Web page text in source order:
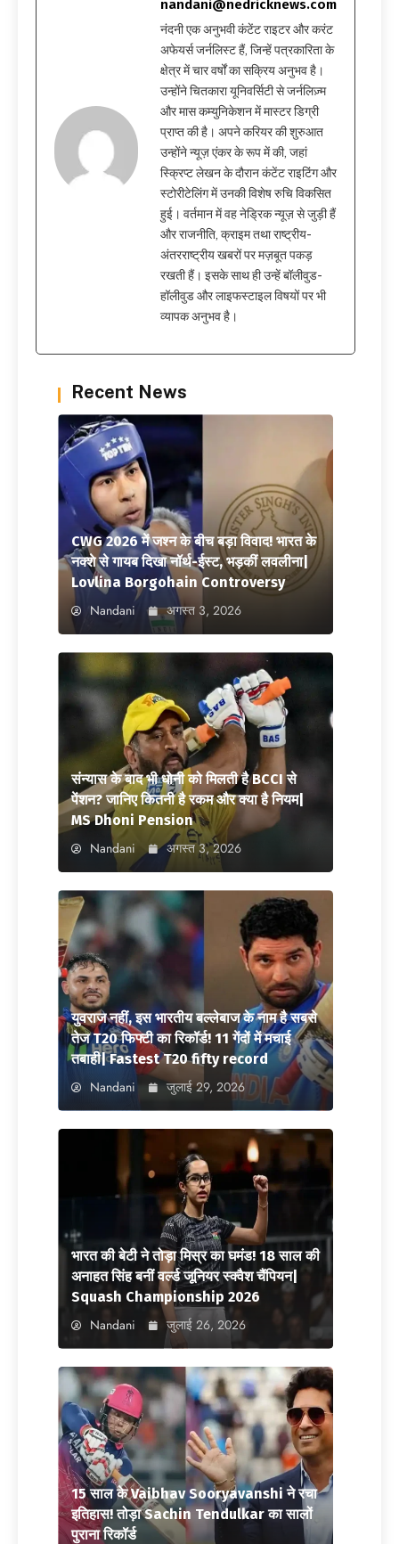
nandani@nedricknews.com
नंदनी एक अनुभवी कंटेंट राइटर और करंट
अफेयर्स जर्नलिस्ट हैं, जिन्हें पत्रकारिता के
क्षेत्र में चार वर्षों का सक्रिय अनुभव है।
उन्होंने चितकारा यूनिवर्सिटी से जर्नलिज़्म
और मास कम्युनिकेशन में मास्टर डिग्री
प्राप्त की है। अपने करियर की शुरुआत
उन्होंने न्यूज़ एंकर के रूप में की, जहां
स्क्रिप्ट लेखन के दौरान कंटेंट राइटिंग और
स्टोरीटेलिंग में उनकी विशेष रुचि विकसित
हुई। वर्तमान में वह नेड्रिक न्यूज़ से जुड़ी हैं
और राजनीति, क्राइम तथा राष्ट्रीय-
अंतरराष्ट्रीय खबरों पर मज़बूत पकड़
रखती हैं। इसके साथ ही उन्हें बॉलीवुड-
हॉलीवुड और लाइफस्टाइल विषयों पर भी
व्यापक अनुभव है।
Recent News
CWG 2026 में जश्न के बीच बड़ा विवाद! भारत के
नक्शे से गायब दिखा नॉर्थ-ईस्ट, भड़कीं लवलीना|
Lovlina Borgohain Controversy
Nandani अगस्त 3, 2026
संन्यास के बाद भी धोनी को मिलती है BCCI से
पेंशन? जानिए कितनी है रकम और क्या है नियम|
MS Dhoni Pension
Nandani अगस्त 3, 2026
युवराज नहीं, इस भारतीय बल्लेबाज के नाम है सबसे
तेज T20 फिफ्टी का रिकॉर्ड! 11 गेंदों में मचाई
तबाही| Fastest T20 fifty record
Nandani जुलाई 29, 2026
भारत की बेटी ने तोड़ा मिस्र का घमंड! 18 साल की
अनाहत सिंह बनीं वर्ल्ड जूनियर स्क्वैश चैंपियन|
Squash Championship 2026
Nandani जुलाई 26, 2026
15 साल के Vaibhav Sooryavanshi ने रचा
इतिहास! तोड़ा Sachin Tendulkar का सालों
पुराना रिकॉर्ड